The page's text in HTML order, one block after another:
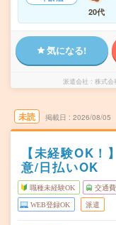
20代
気になる!
派遣会社 株式会
未読 掲載日 2026/08/05
【未経験OK！
意/日払いOK
職種未経験OK 交通
WEB登録OK 派遣